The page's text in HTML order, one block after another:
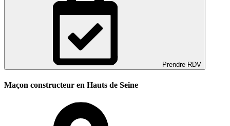
Prendre RDV
Maçon constructeur en Hauts de Seine